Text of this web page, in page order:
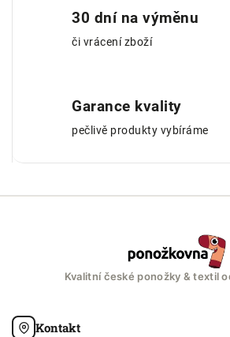
30 dní na výměnu
či vrácení zboží
Garance kvality
pečlivě produkty vybíráme
Kvalitní české ponožky & textil
Kontakt